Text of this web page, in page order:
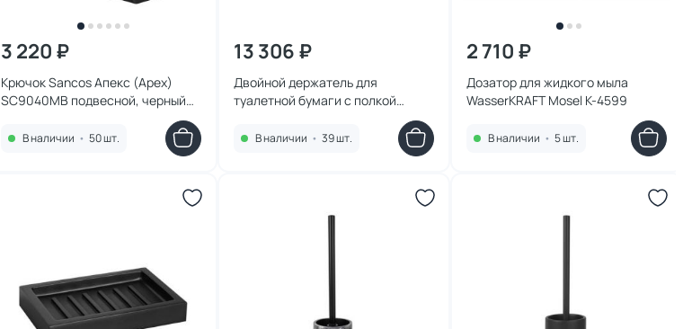
3 220 ₽
Крючок Sancos Апекс (Apex)
SC9040MB подвесной, черный
В наличии • 50 шт.
13 306 ₽
Двойной держатель для
туалетной бумаги с полкой
WONZON & WOGHAND ECLIPSE,
Черный матовый WW-9156-MB
В наличии • 39 шт.
2 710 ₽
Дозатор для жидкого мыла
WasserKRAFT Mosel K-4599
В наличии • 5 шт.